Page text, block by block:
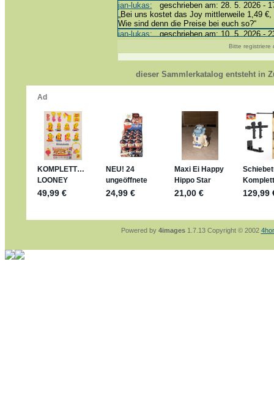
jan-lukas: geschrieben am: 28. 5. 2026 -
„Bei uns kostet das Joy mittlerweile 1,49
Wie sind denn die Preise bei euch so?“
jan-lukas:geschrieben am: 10. 5. 2026 -
Bonsaipanther:geschrieben am: 10. 5.
@ Harald
https://www.ue-ei-portal-
Dein Enkel sollte zur Strafe die nächsten
Für die Figuren VC307, 310, 318 und 326
mein Enkel hat die leider weggeworfen
jan-lukas:
geschrieben am: 29. 4. 2026 -
https://www.ferrero-
sammelspass.de/einladung/
jan-lukas:
geschrieben am: 28. 4. 2026 -
stimmt, jetzt fällt es mir auch ein
*Bussi*
Bonsaipanther:
geschrieben am: 28. 4.
So habe ich das in Erinnerung ... oder?
jan-lukas:geschrieben am: 28. 4. 2026 -
Bitte registriere
dieser Sammlerkatalog entsteht in
Powered by 4images1.7.13 Copyright © 2002